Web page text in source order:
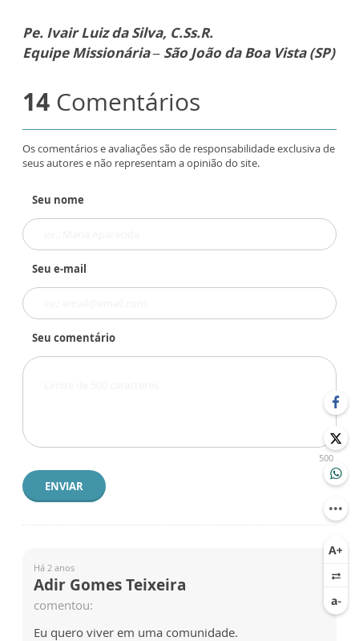
Pe. Ivair Luiz da Silva, C.Ss.R.
Equipe Missionária – São João da Boa Vista (SP)
14 Comentários
Os comentários e avaliações são de responsabilidade exclusiva de
seus autores e não representam a opinião do site.
Seu nome
Seu e-mail
Seu comentário
500
ENVIAR
Há 2 anos
Adir Gomes Teixeira
comentou:
Eu quero viver em uma comunidade.